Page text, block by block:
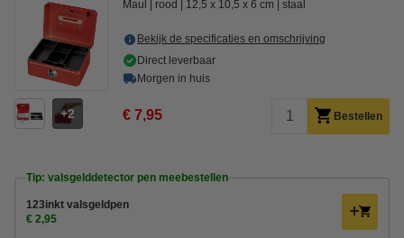
2
Maul rood 12,5 x 10,5 x 6 cm staal
Bekijk de specificaties en omschrijving
Direct leverbaar
Morgen in huis
€ 7,95 Bestellen
Tip: valsgelddetector pen meebestellen
123inkt valsgeldpen
€ 2,95